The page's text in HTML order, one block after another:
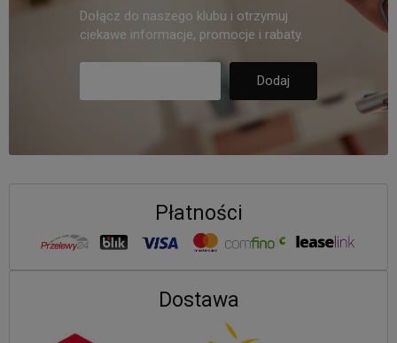
Dołącz do naszego klubu i otrzymuj
ciekawe informacje, promocje i rabaty.
Płatności
Dostawa